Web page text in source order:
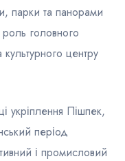
парки та панорами
роль головного
культурного центру
укріплення Пішпек,
період
і промисловий